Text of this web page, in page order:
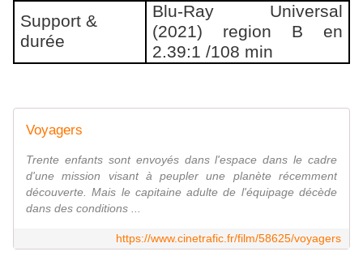
Support &
durée
Blu-Ray Universal
(2021) region B en
2.39:1 /108 min
Voyagers
Trente enfants sont envoyés dans l'espace dans le cadre
d'une mission visant à peupler une planète récemment
découverte. Mais le capitaine adulte de l'équipage décède
dans des conditions ...
https://www.cinetrafic.fr/film/58625/voyagers